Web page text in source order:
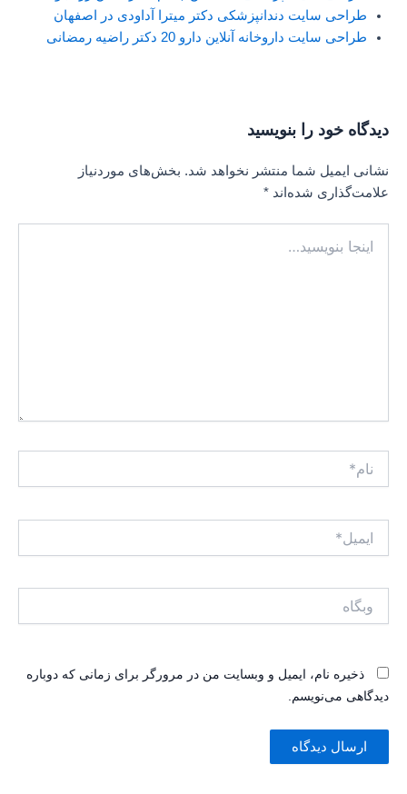
طراحی سایت دندانپزشکی دکتر میترا آداودی در اصفهان
طراحی سایت داروخانه آنلاین دارو 20 دکتر راضیه رمضانی
دیدگاه‌ خود را بنویسید
نشانی ایمیل شما منتشر نخواهد شد. بخش‌های موردنیاز
علامت‌گذاری شده‌اند *
بنویسید…
ذخیره نام، ایمیل و وبسایت من در مرورگر برای زمانی که دوباره
دیدگاهی می‌نویسم.